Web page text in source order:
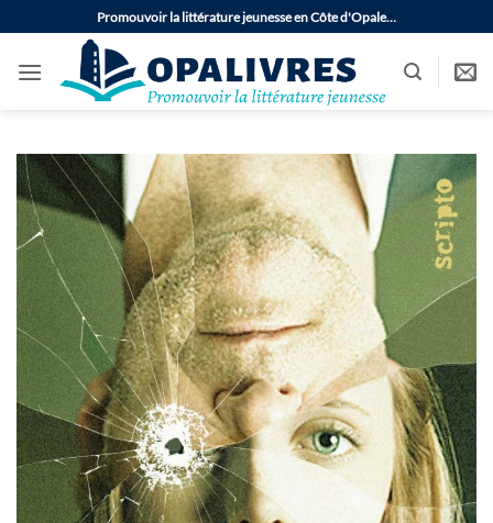
au
contenu
Promouvoir la littérature jeunesse en Côte d'Opale…